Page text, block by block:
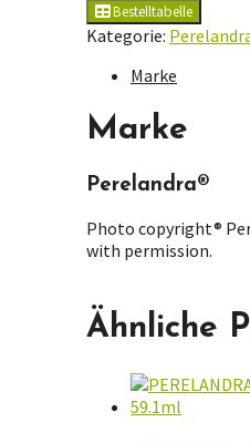
Bestelltabelle
Kategorie:
Marke
Marke
Perelandra®
Photo copyright®
with permission.
Ähnliche